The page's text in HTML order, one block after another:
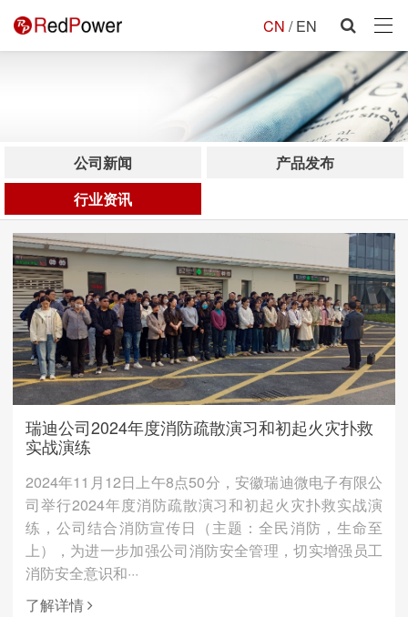
CN /EN
公司新闻
产品发布
行业资讯
瑞迪公司2024年度消防疏散演习和初起火灾扑救
实战演练
2024年11月12日上午8点50分，安徽瑞迪微电子有限公
司举行2024年度消防疏散演习和初起火灾扑救实战演
练，公司结合消防宣传日（主题：全民消防，生命至
上），为进一步加强公司消防安全管理，切实增强员工
消防安全意识和···
了解详情